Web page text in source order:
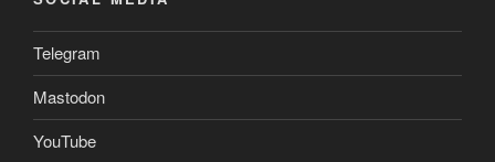
Telegram
Mastodon
YouTube